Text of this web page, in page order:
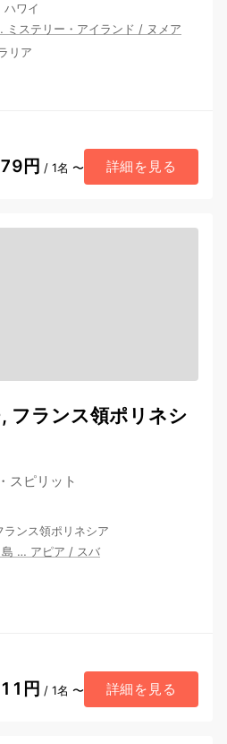
ハワイ
ミステリー・アイランド / ヌメア
リア
円 / 1名 〜 詳細を見る
フランス領ポリネシ
スピリット
ンス領ポリネシア
… アピア / スバ
円 / 1名 〜 詳細を見る